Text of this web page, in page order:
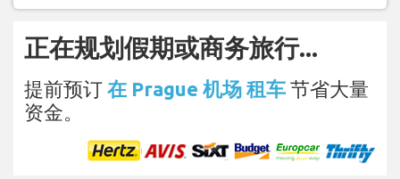
正在规划假期或商务旅行...
提前预订 在 Prague 机场 租车 节省大量
资金。